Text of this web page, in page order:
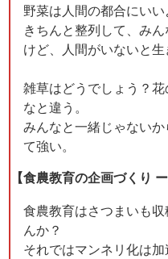
野菜は人間の都合にいい
きちんと整列して、み
けど、人間がいないと生
雑草はどうでしょう？
なと違う。
みんなと一緒じゃない
て強い。
【食農教育の企画づくり
食農教育はさつまいも
んか？
それではマンネリ化は加